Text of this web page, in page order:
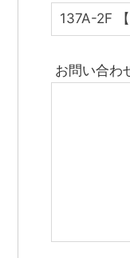
お問い合わ